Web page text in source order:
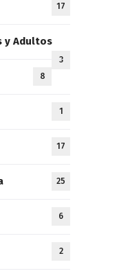
17
y Adultos
3
8
1
17
25
6
2